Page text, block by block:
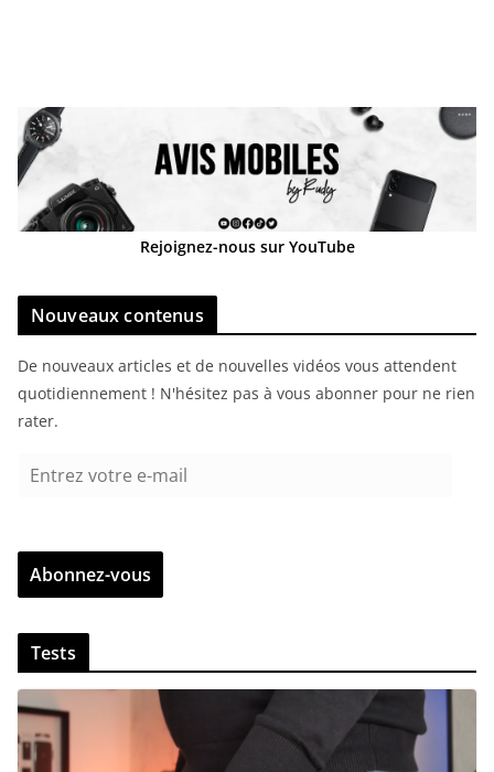
Rejoignez-nous sur YouTube
Nouveaux contenus
De nouveaux articles et de nouvelles vidéos vous attendent
quotidiennement ! N'hésitez pas à vous abonner pour ne rien
rater.
r
z
v
t
r
e
e
Abonnez-vous
Tests